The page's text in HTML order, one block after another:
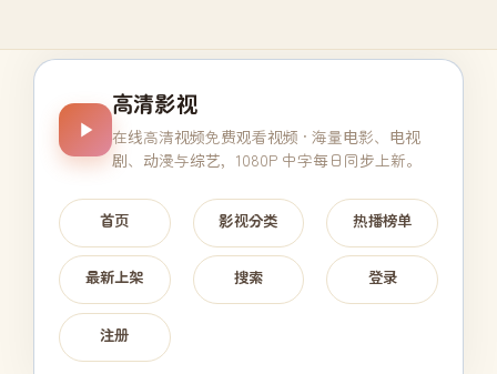
高清影视
在线高清视频免费观看视频 · 海量电影、电视
剧、动漫与综艺，1080P 中字每日同步上新。
首页 影视分类 热播榜单
最新上架 搜索 登录
注册